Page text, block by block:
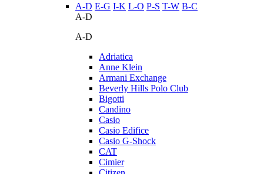
A-D E-G I-K L-O P-S T-W В-С
A-D
A-D
Adriatica
Anne Klein
Armani Exchange
Beverly Hills Polo Club
Bigotti
Candino
Casio
Casio Edifice
Casio G-Shock
CAT
Cimier